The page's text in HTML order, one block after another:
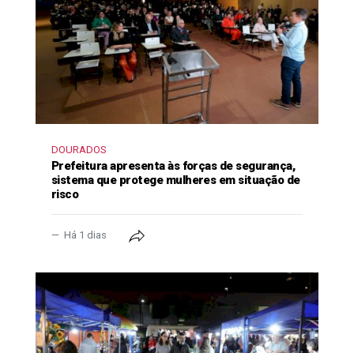
DOURADOS
Prefeitura apresenta às forças de segurança,
sistema que protege mulheres em situação de
risco
Há 1 dias